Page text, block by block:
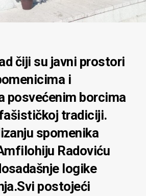
čiji su javni prostori
i
posvećenim borcima
tradiciji.
spomenika
Radoviću
logike
postojeći